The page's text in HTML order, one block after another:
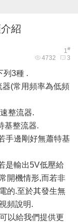
紹
1#
4732 3
列3種 .
(常用頻率為低頻
整流器.
基整流器.
手邊剛好無蕭特基
是輸出5V低壓給
開機情形,而若非
的.至於其發生無
頻說明.
以給我們提供更